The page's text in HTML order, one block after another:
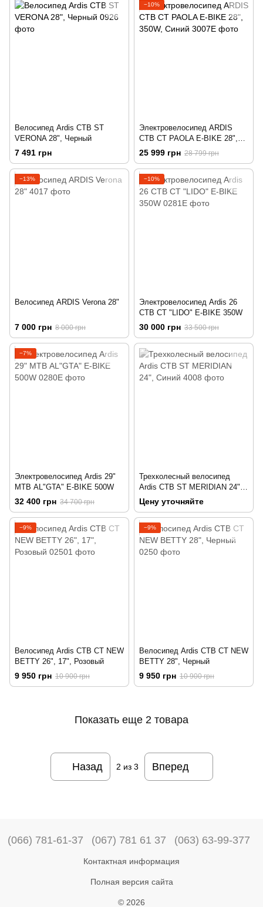
Велосипед Ardis CTB ST
VERONA 28", Черный
7 491 грн
−10%
Электровелосипед ARDIS
CTB CT PAOLA E-BIKE 28",
350W, Синий
25 999 грн 28 799 грн
−13%
Велосипед ARDIS Verona 28"
7 000 грн 8 000 грн
−10%
Электровелосипед Ardis 26
CTB CT "LIDO" E-BIKE 350W
30 000 грн 33 500 грн
−7%
Электровелосипед Ardis 29"
МТВ AL"GTA" E-BIKE 500W
32 400 грн 34 700 грн
Трехколесный велосипед
Ardis CTB ST MERIDIAN 24",
Синий
Цену уточняйте
−9%
Велосипед Ardis CTB CT NEW
BETTY 26", 17", Розовый
9 950 грн 10 900 грн
−9%
Велосипед Ardis CTB CT NEW
BETTY 28", Черный
9 950 грн 10 900 грн
Показать еще 2 товара
Назад 2 из 3 Вперед
(066) 781-61-37 (067) 781 61 37 (063) 63-99-377
Контактная информация
Полная версия сайта
© 2026